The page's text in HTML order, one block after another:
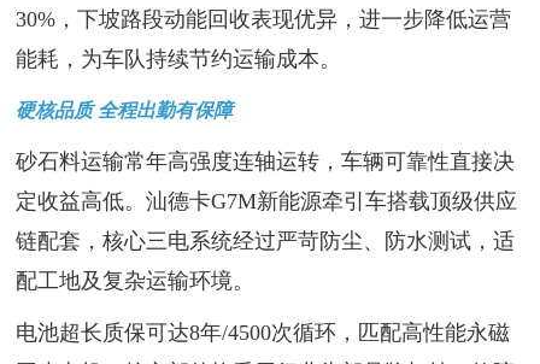
30%，下坡路段动能回收表现优异，进一步降低运营
能耗，为车队持续节约运输成本。
硬核品质 全程出勤有保障
砂石料运输常年高强度连轴运转，车辆可靠性直接决
定收益高低。汕德卡G7M新能源牵引车搭载顶级供应
链配套，核心三电系统经过严苛防尘、防水测试，适
配工地及复杂运输环境。
电池超长质保可达8年/4500次循环，匹配高性能永磁